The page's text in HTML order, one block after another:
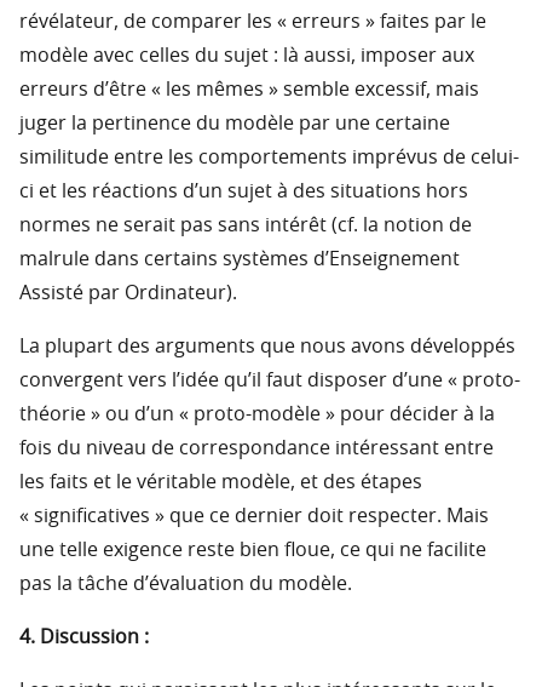
révélateur, de comparer les « erreurs » faites par le
modèle avec celles du sujet : là aussi, imposer aux
erreurs d’être « les mêmes » semble excessif, mais
juger la pertinence du modèle par une certaine
similitude entre les comportements imprévus de celui-
ci et les réactions d’un sujet à des situations hors
normes ne serait pas sans intérêt (cf. la notion de
malrule dans certains systèmes d’Enseignement
Assisté par Ordinateur).
La plupart des arguments que nous avons développés
convergent vers l’idée qu’il faut disposer d’une « proto-
théorie » ou d’un « proto-modèle » pour décider à la
fois du niveau de correspondance intéressant entre
les faits et le véritable modèle, et des étapes
« significatives » que ce dernier doit respecter. Mais
une telle exigence reste bien floue, ce qui ne facilite
pas la tâche d’évaluation du modèle.
4. Discussion :